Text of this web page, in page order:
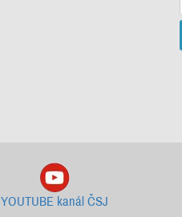
YOUTUBE kanál ČSJ